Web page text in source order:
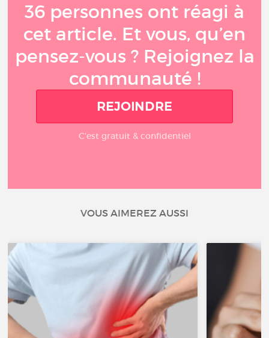
36 personnes ont réagi à
cet article. Et vous, qu’en
pensez-vous ? Rejoignez la
communauté !
REJOINDRE
C'est gratuit & confidentiel
VOUS AIMEREZ AUSSI